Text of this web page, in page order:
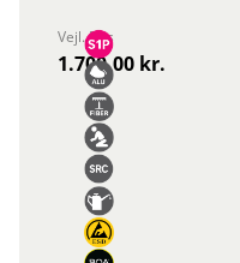
Vejl. Pris
1.700,00 kr.